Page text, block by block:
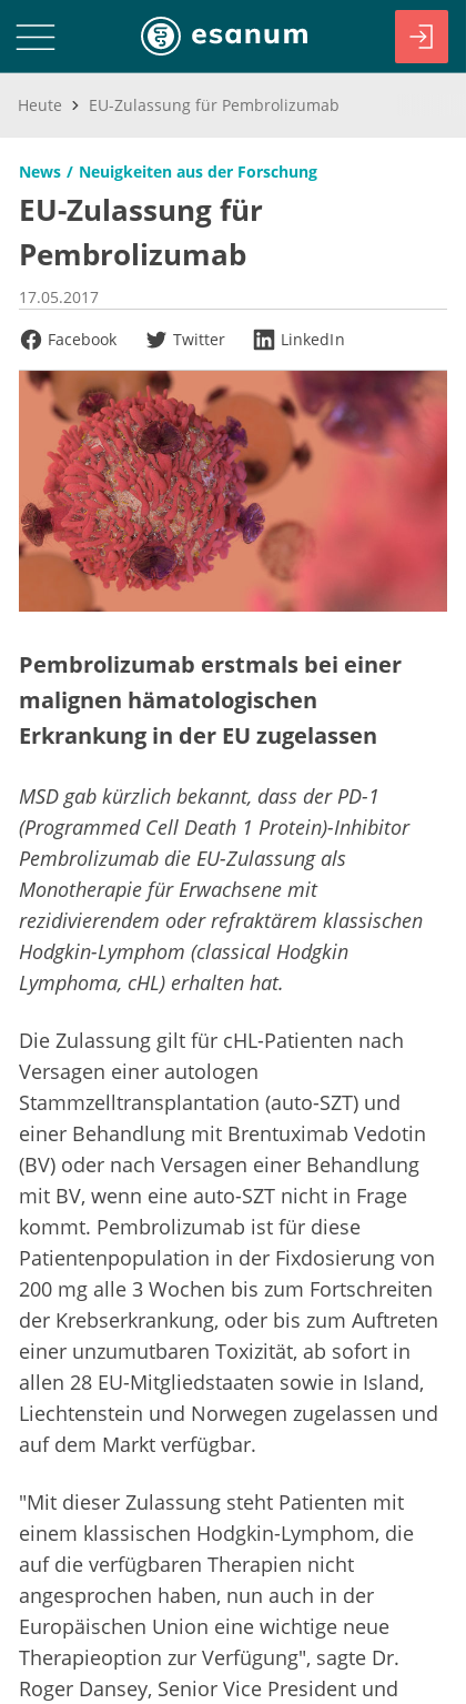
Heute EU-Zulassung für Pembrolizumab
News Neuigkeiten aus der Forschung
EU-Zulassung für
Pembrolizumab
17.05.2017
Facebook
Twitter LinkedIn
Pembrolizumab erstmals bei einer
malignen hämatologischen
Erkrankung in der EU zugelassen
MSD gab kürzlich bekannt, dass der PD-1
(Programmed Cell Death 1 Protein)-Inhibitor
Pembrolizumab die EU-Zulassung als
Monotherapie für Erwachsene mit
rezidivierendem oder refraktärem klassischen
Hodgkin-Lymphom (classical Hodgkin
Lymphoma, cHL) erhalten hat.
Die Zulassung gilt für cHL-Patienten nach
Versagen einer autologen
Stammzelltransplantation (auto-SZT) und
einer Behandlung mit Brentuximab Vedotin
(BV) oder nach Versagen einer Behandlung
mit BV, wenn eine auto-SZT nicht in Frage
kommt. Pembrolizumab ist für diese
Patientenpopulation in der Fixdosierung von
200 mg alle 3 Wochen bis zum Fortschreiten
der Krebserkrankung, oder bis zum Auftreten
einer unzumutbaren Toxizität, ab sofort in
allen 28 EU-Mitgliedstaaten sowie in Island,
Liechtenstein und Norwegen zugelassen und
auf dem Markt verfügbar.
"Mit dieser Zulassung steht Patienten mit
einem klassischen Hodgkin-Lymphom, die
auf die verfügbaren Therapien nicht
angesprochen haben, nun auch in der
Europäischen Union eine wichtige neue
Therapieoption zur Verfügung", sagte Dr.
Roger Dansey, Senior Vice President und